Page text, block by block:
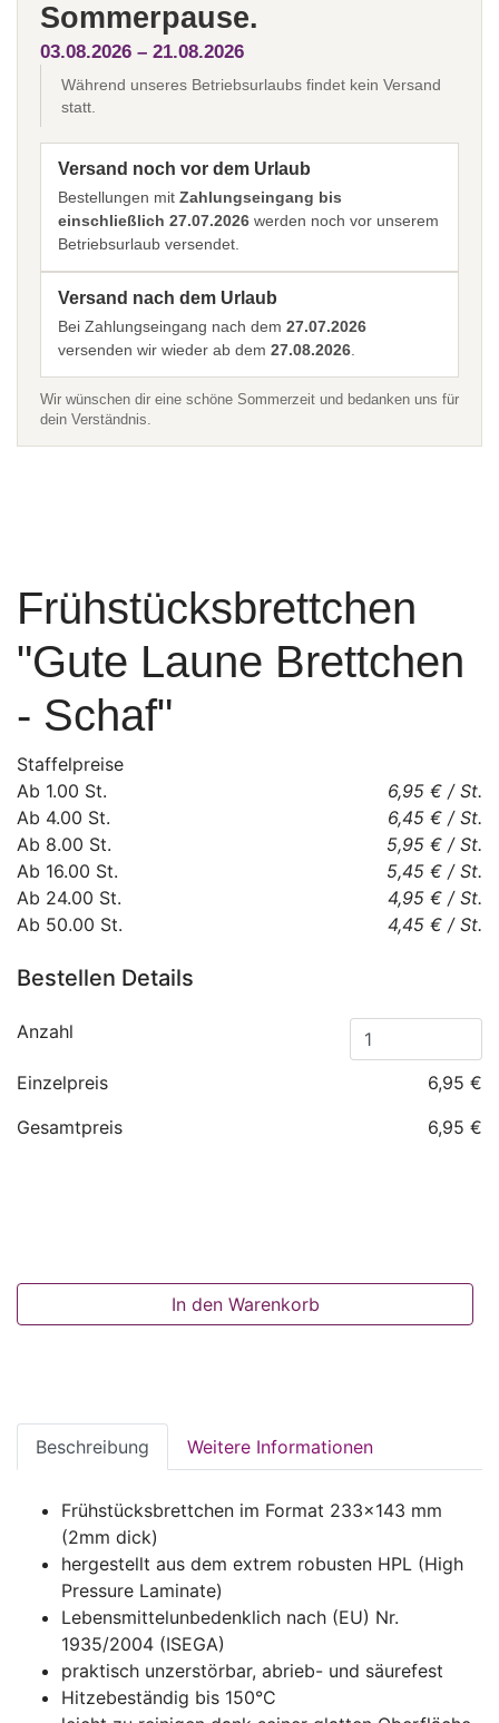
Sommerpause.
03.08.2026 – 21.08.2026
Während unseres Betriebsurlaubs findet kein Versand
statt.
Versand noch vor dem Urlaub
Bestellungen mit Zahlungseingang bis
einschließlich 27.07.2026 werden noch vor unserem
Betriebsurlaub versendet.
Versand nach dem Urlaub
Bei Zahlungseingang nach dem 27.07.2026
versenden wir wieder ab dem 27.08.2026
Wir wünschen dir eine schöne Sommerzeit und bedanken uns für
dein Verständnis.
Frühstücksbrettchen
"Gute Laune Brettchen
- Schaf"
Staffelpreise
Ab 1.00 St. 6,95 € / St.
Ab 4.00 St. 6,45 € / St.
Ab 8.00 St. 5,95 € / St.
Ab 16.00 St. 5,45 € / St.
Ab 24.00 St. 4,95 € / St.
Ab 50.00 St. 4,45 € / St.
Bestellen Details
Anzahl
Einzelpreis
6,95 €
Gesamtpreis
6,95 €
In den Warenkorb
Beschreibung Weitere Informationen
Frühstücksbrettchen im Format 233x143 mm
(2mm dick)
hergestellt aus dem extrem robusten HPL (High
Pressure Laminate)
Lebensmittelunbedenklich nach (EU) Nr.
1935/2004 (ISEGA)
praktisch unzerstörbar, abrieb- und säurefest
Hitzebeständig bis 150°C